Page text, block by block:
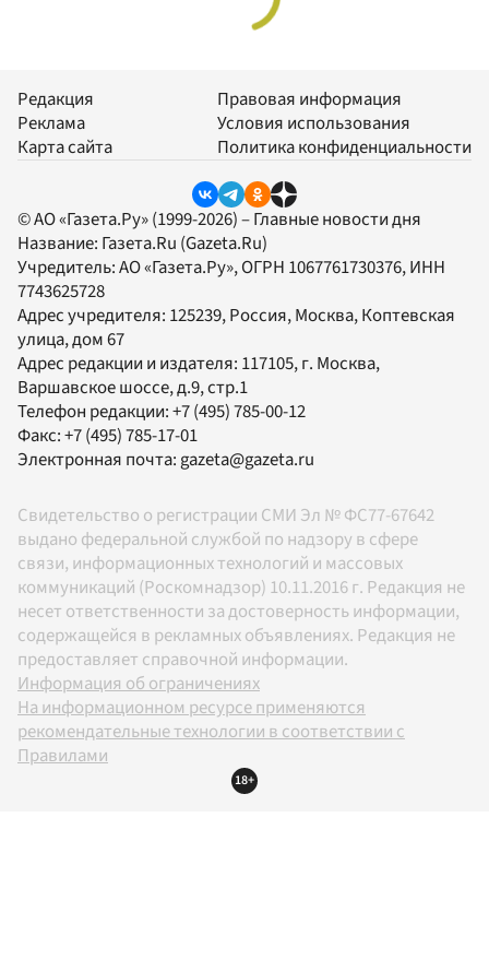
Редакция
Реклама
Карта сайта
Правовая информация
Условия использования
Политика конфиденциальности
© АО «Газета.Ру» (1999-2026) – Главные новости дня
Название: Газета.Ru (Gazeta.Ru)
Учредитель:АО «Газета.Ру», ОГРН 1067761730376, ИНН
7743625728
Адрес учредителя: 125239, Россия, Москва, Коптевская
улица, дом 67
Адрес редакции и издателя: 117105, г. Москва,
Варшавское шоссе, д.9, стр.1
Телефон редакции:+7 (495) 785-00-12
Факс:+7 (495) 785-17-01
Электронная почта:gazeta@gazeta.ru
Свидетельство о регистрации СМИ Эл № ФС77-67642
выдано федеральной службой по надзору в сфере
связи, информационных технологий и массовых
коммуникаций (Роскомнадзор) 10.11.2016 г. Редакция не
несет ответственности за достоверность информации,
содержащейся в рекламных объявлениях. Редакция не
предоставляет справочной информации.
Информация об ограничениях
На информационном ресурсе применяются
рекомендательные технологии в соответствии с
Правилами
18+